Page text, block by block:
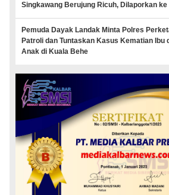
Singkawang Berujung Ricuh, Dilaporkan ke
Pemuda Dayak Landak Minta Polres
Patroli dan Tuntaskan Kasus Kematian Ibu
Anak di Kuala Behe